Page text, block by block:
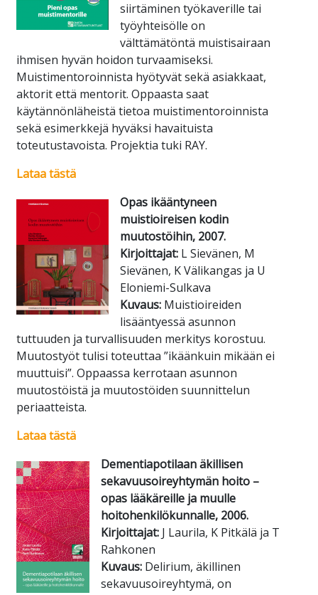
siirtäminen työkaverille tai
työyhteisölle on
välttämätöntä muistisairaan
ihmisen hyvän hoidon turvaamiseksi.
Muistimentoroinnista hyötyvät sekä asiakkaat,
aktorit että mentorit. Oppaasta saat
käytännönläheistä tietoa muistimentoroinnista
sekä esimerkkejä hyväksi havaituista
toteutustavoista. Projektia tuki RAY.
Lataa tästä
Opas ikääntyneen
muistioireisen kodin
muutostöihin, 2007.
Kirjoittajat: L Sievänen, M
Sievänen, K Välikangas ja U
Eloniemi-Sulkava
Kuvaus: Muistioireiden
lisääntyessä asunnon
tuttuuden ja turvallisuuden merkitys korostuu.
Muutostyöt tulisi toteuttaa ”ikäänkuin mikään ei
muuttuisi”. Oppaassa kerrotaan asunnon
muutostöistä ja muutostöiden suunnittelun
periaatteista.
Lataa tästä
Dementiapotilaan äkillisen
sekavuusoireyhtymän hoito –
opas lääkäreille ja muulle
hoitohenkilökunnalle, 2006.
Kirjoittajat: J Laurila, K Pitkälä ja T
Rahkonen
Kuvaus: Delirium, äkillinen
sekavuusoireyhtymä, on